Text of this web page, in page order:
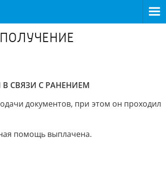
СВЯЗИ С РАНЕНИЕМ
документов, при этом он проходил
помощь выплачена.